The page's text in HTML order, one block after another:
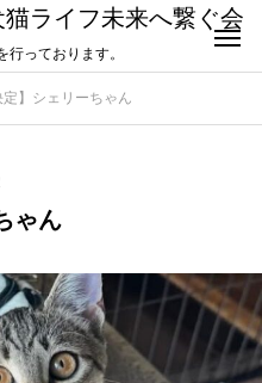
ライフ未来へ繋ぐ会
っております。
定】シェリーちゃん
ゃん